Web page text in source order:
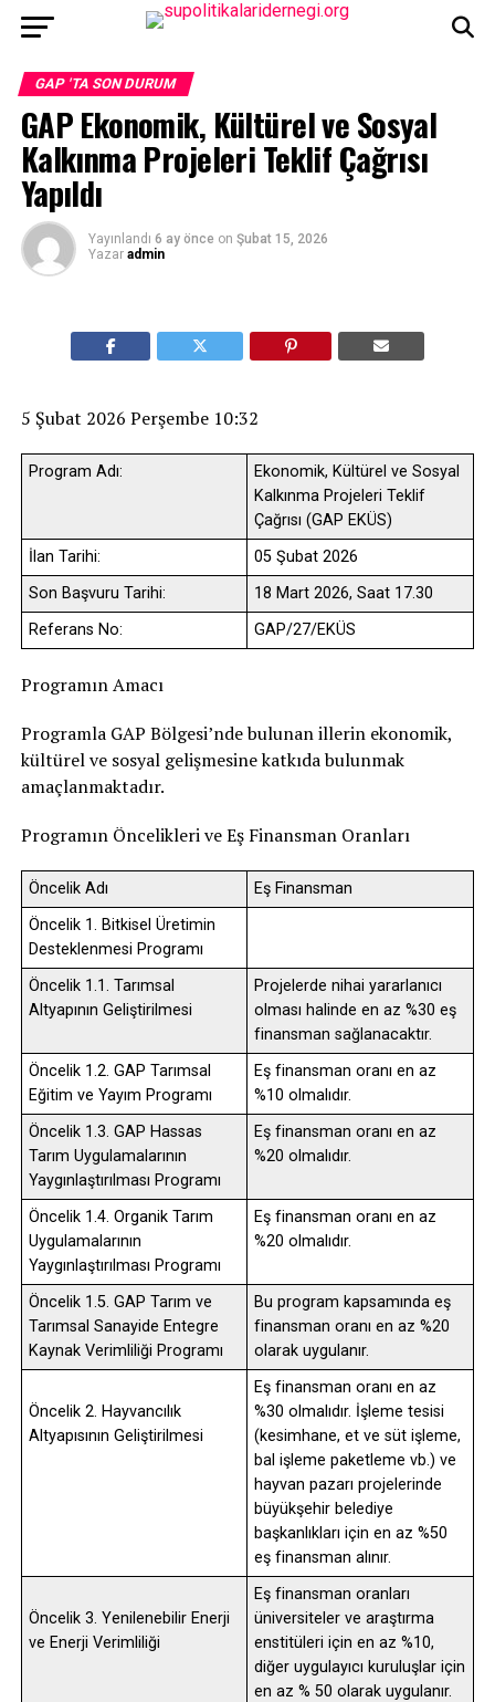
GAP 'TA SON DURUM
GAP Ekonomik, Kültürel ve Sosyal
Kalkınma Projeleri Teklif Çağrısı
Yapıldı
Yayınlandı 6 ay önce on Şubat 15, 2026
Yazar admin
5 Şubat 2026 Perşembe 10:32
Program Adı:
Ekonomik, Kültürel ve Sosyal
Kalkınma Projeleri Teklif
Çağrısı (GAP EKÜS)
İlan Tarihi:
05 Şubat 2026
Son Başvuru Tarihi:
18 Mart 2026, Saat 17.30
Referans No:
GAP/27/EKÜS
Programın Amacı
Programla GAP Bölgesi’nde bulunan illerin ekonomik,
kültürel ve sosyal gelişmesine katkıda bulunmak
amaçlanmaktadır.
Programın Öncelikleri ve Eş Finansman Oranları
Öncelik Adı
Eş Finansman
Öncelik 1. Bitkisel Üretimin
Desteklenmesi Programı
Öncelik 1.1. Tarımsal
Altyapının Geliştirilmesi
Projelerde nihai yararlanıcı
olması halinde en az %30 eş
finansman sağlanacaktır.
Öncelik 1.2. GAP Tarımsal
Eğitim ve Yayım Programı
Eş finansman oranı en az
%10 olmalıdır.
Öncelik 1.3. GAP Hassas
Tarım Uygulamalarının
Yaygınlaştırılması Programı
Eş finansman oranı en az
%20 olmalıdır.
Öncelik 1.4. Organik Tarım
Uygulamalarının
Yaygınlaştırılması Programı
Eş finansman oranı en az
%20 olmalıdır.
Öncelik 1.5. GAP Tarım ve
Tarımsal Sanayide Entegre
Kaynak Verimliliği Programı
Bu program kapsamında eş
finansman oranı en az %20
olarak uygulanır.
Öncelik 2. Hayvancılık
Altyapısının Geliştirilmesi
Eş finansman oranı en az
%30 olmalıdır. İşleme tesisi
(kesimhane, et ve süt işleme,
bal işleme paketleme vb.) ve
hayvan pazarı projelerinde
büyükşehir belediye
başkanlıkları için en az %50
eş finansman alınır.
Öncelik 3. Yenilenebilir Enerji
ve Enerji Verimliliği
Eş finansman oranları
üniversiteler ve araştırma
enstitüleri için en az %10,
diğer uygulayıcı kuruluşlar için
en az % 50 olarak uygulanır.